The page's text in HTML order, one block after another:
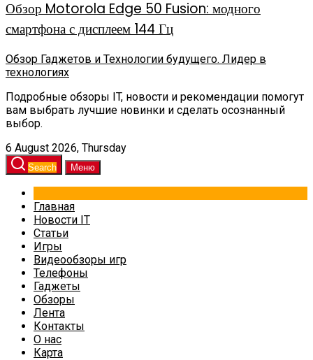
Обзор Motorola Edge 50 Fusion: модного
смартфона с дисплеем 144 Гц
Обзор Гаджетов и Технологии будущего. Лидер в
технологиях
Подробные обзоры IT, новости и рекомендации помогут
вам выбрать лучшие новинки и сделать осознанный
выбор.
6 August 2026, Thursday
Search Меню
Главная
Новости IT
Статьи
Игры
Видеообзоры игр
Телефоны
Гаджеты
Обзоры
Лента
Контакты
О нас
Карта